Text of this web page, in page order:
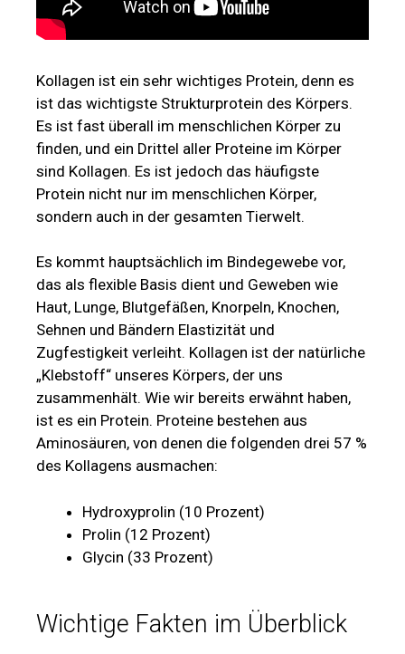
Kollagen ist ein sehr wichtiges Protein, denn es
ist das wichtigste Strukturprotein des Körpers.
Es ist fast überall im menschlichen Körper zu
finden, und ein Drittel aller Proteine im Körper
sind Kollagen. Es ist jedoch das häufigste
Protein nicht nur im menschlichen Körper,
sondern auch in der gesamten Tierwelt.
Es kommt hauptsächlich im Bindegewebe vor,
das als flexible Basis dient und Geweben wie
Haut, Lunge, Blutgefäßen, Knorpeln, Knochen,
Sehnen und Bändern Elastizität und
Zugfestigkeit verleiht. Kollagen ist der natürliche
„Klebstoff“ unseres Körpers, der uns
zusammenhält. Wie wir bereits erwähnt haben,
ist es ein Protein. Proteine bestehen aus
Aminosäuren, von denen die folgenden drei 57 %
des Kollagens ausmachen:
Hydroxyprolin (10 Prozent)
Prolin (12 Prozent)
Glycin (33 Prozent)
Wichtige Fakten im Überblick